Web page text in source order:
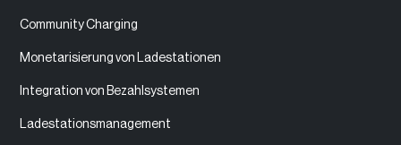
Community Charging
Monetarisierung von Ladestationen
Integration von Bezahlsystemen
Ladestationsmanagement